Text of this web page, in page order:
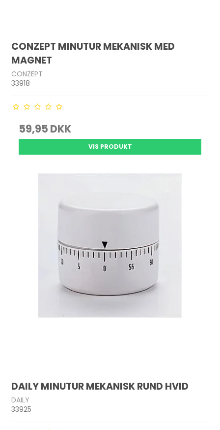
CONZEPT MINUTUR MEKANISK MED
MAGNET
CONZEPT
33918
59,95 DKK
VIS PRODUKT
DAILY MINUTUR MEKANISK RUND HVID
DAILY
33925